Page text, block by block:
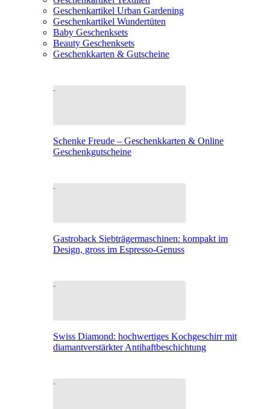
Geschenkartikel Urban Gardening
Geschenkartikel Wundertüten
Baby Geschenksets
Beauty Geschenksets
Geschenkkarten & Gutscheine
Schenke Freude – Geschenkkarten & Online
Geschenkgutscheine
Gastroback Siebträgermaschinen: kompakt im
Design, gross im Espresso-Genuss
Swiss Diamond: hochwertiges Kochgeschirr mit
diamantverstärkter Antihaftbeschichtung